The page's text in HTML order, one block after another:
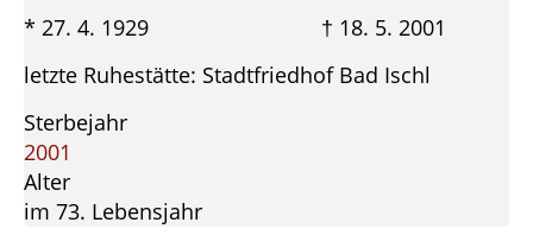
* 27. 4. 1929 † 18. 5. 2001
letzte Ruhestätte: Stadtfriedhof Bad Ischl
Sterbejahr
2001
Alter
im 73. Lebensjahr